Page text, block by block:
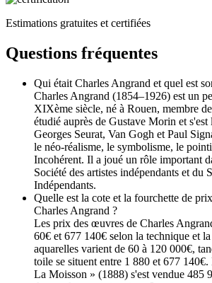
Estimations gratuites et certifiées
Questions fréquentes
Qui était Charles Angrand et quel est
Charles Angrand (1854–1926) est un
XIXème siècle, né à Rouen, membre
étudié auprès de Gustave Morin et
Georges Seurat, Van Gogh et Paul
le néo-réalisme, le symbolisme, le
Incohérent. Il a joué un rôle important
Société des artistes indépendants et du
Indépendants.
Quelle est la cote et la fourchette de
Charles Angrand ?
Les prix des œuvres de Charles
60€ et 677 140€ selon la technique et
aquarelles varient de 60 à 120 000€,
toile se situent entre 1 880 et 677
La Moisson » (1888) s'est vendue 485